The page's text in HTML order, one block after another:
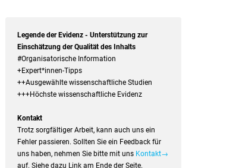
Legende der Evidenz - Unterstützung zur
Einschätzung der Qualität des Inhalts
#Organisatorische Information
+Expert*innen-Tipps
++Ausgewählte wissenschaftliche Studien
+++Höchste wissenschaftliche Evidenz
Kontakt
Trotz sorgfältiger Arbeit, kann auch uns ein
Fehler passieren. Sollten Sie ein Feedback für
uns haben, nehmen Sie bitte mit uns Kontakt→
auf. Siehe dazu Link am Ende der Seite.